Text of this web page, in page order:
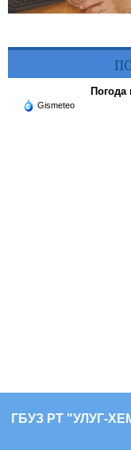
Погода
Gismeteo
ГБУЗ РТ